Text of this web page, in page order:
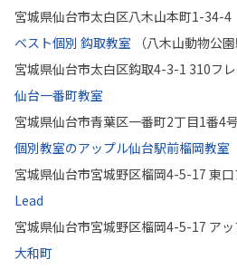
宮城県仙台市太白区八木山本町1-34-4
ベスト個別 鈎取教室
（八木山動物公
宮城県仙台市太白区鈎取4-3-1 310フ
仙台一番町教室
宮城県仙台市青葉区一番町2丁目1番4
個別教室のアップル仙台駅前榴岡教室
宮城県仙台市宮城野区榴岡4-5-17 東
Lead
宮城県仙台市宮城野区榴岡4-5-17 ア
大和町